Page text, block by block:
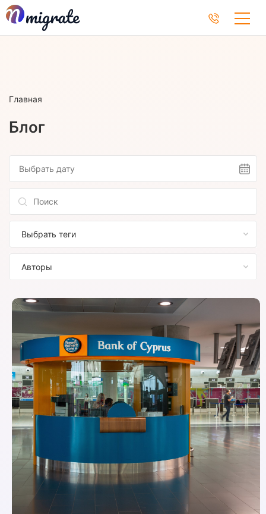
Главная
Блог
Выбрать теги
Авторы